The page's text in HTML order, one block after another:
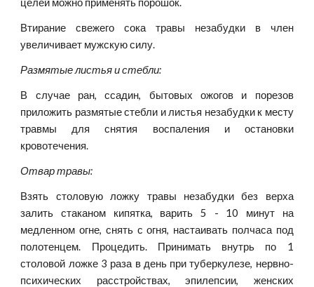
целей можно применять порошок.
Втирание свежего сока травы незабудки в член
увеличивает мужскую силу.
Размятые листья и стебли:
В случае ран, ссадин, бытовых ожогов и порезов
приложить размятые стебли и листья незабудки к месту
травмы для снятия воспаления и остановки
кровотечения.
Отвар травы:
Взять столовую ложку травы незабудки без верха
залить стаканом кипятка, варить 5 - 10 минут на
медленном огне, снять с огня, настаивать полчаса под
полотенцем. Процедить. Принимать внутрь по 1
столовой ложке 3 раза в день при туберкулезе, нервно-
психических расстройствах, эпилепсии, женских